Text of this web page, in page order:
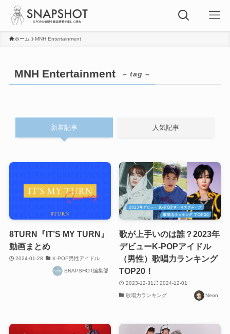
ホーム MNH Entertainment
MNH Entertainment – tag –
新着記事 人気記事
8TURN『IT’S MY TURN』
動画まとめ
2024-01-28 K-POP男性アイドル
SNAPSHOT編集部
歌が上手いのは誰？2023年
デビューK-POPアイドル
（男性）歌唱力ランキング
TOP20！
2023-12-31 2024-12-01
歌唱力ランキング Neon